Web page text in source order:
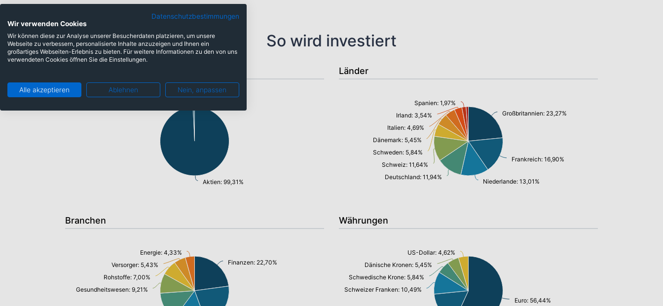
So wird investiert
Aktien: 99,31%
Länder
Großbritannien: 23,27%
Frankreich: 16,90%
Niederlande: 13,01%
Deutschland: 11,94%
Schweiz: 11,64%
Schweden: 5,84%
Dänemark: 5,45%
Italien: 4,69%
Irland: 3,54%
Spanien: 1,97%
Branchen
Finanzen: 22,70%
Gesundheitswesen: 9,21%
Rohstoffe: 7,00%
Versorger: 5,43%
Energie: 4,33%
Währungen
Euro: 56,44%
Schweizer Franken: 10,49%
Schwedische Krone: 5,84%
Dänische Kronen: 5,45%
US-Dollar: 4,62%
Datenschutzbestimmungen
Wir verwenden Cookies
Wir können diese zur Analyse unserer Besucherdaten platzieren, um unsere
Webseite zu verbessern, personalisierte Inhalte anzuzeigen und Ihnen ein
großartiges Webseiten-Erlebnis zu bieten. Für weitere Informationen zu den von uns
verwendeten Cookies öffnen Sie die Einstellungen.
Alle akzeptieren Ablehnen Nein, anpassen